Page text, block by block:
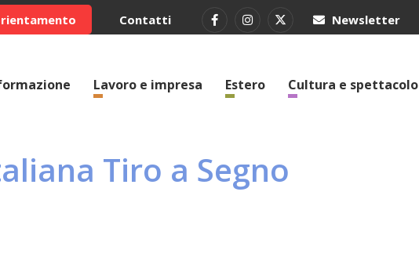
Contatti Newsletter
Lavoro e impresa Estero Cultura e spettacolo
Tiro a Segno